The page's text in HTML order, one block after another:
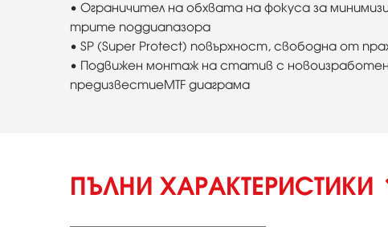
• Ограничител на обхвата на фокуса за
трите поддиапазора
• SP (Super Protect) повърхност, свободна от
• Подвижен монтаж на статив с
предизвестиеMTF диаграма
ПЪЛНИ ХАРАКТЕРИСТИКИ